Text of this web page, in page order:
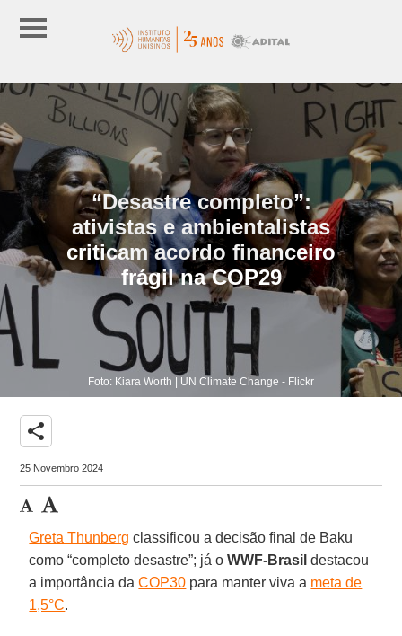
“Desastre completo”:
ativistas e ambientalistas
criticam acordo financeiro
frágil na COP29
Foto: Kiara Worth | UN Climate Change - Flickr
share
25 Novembro 2024
Greta Thunberg classificou a decisão final de Baku
como “completo desastre”; já oWWF-Brasil destacou
a importância daCOP30 para manter viva a meta de
1,5°C.